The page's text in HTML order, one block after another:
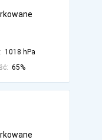
1018 hPa
65%